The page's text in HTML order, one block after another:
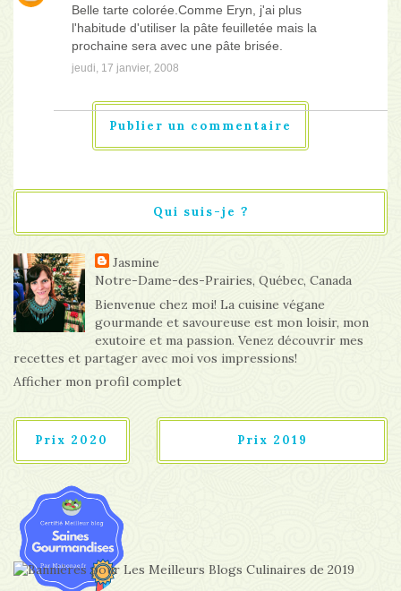
Belle tarte colorée.Comme Eryn, j'ai plus
l'habitude d'utiliser la pâte feuilletée mais la
prochaine sera avec une pâte brisée.
jeudi, 17 janvier, 2008
Publier un commentaire
Qui suis-je ?
Jasmine
Notre-Dame-des-Prairies, Québec, Canada
Bienvenue chez moi! La cuisine végane
gourmande et savoureuse est mon loisir, mon
exutoire et ma passion. Venez découvrir mes
recettes et partager avec moi vos impressions!
Afficher mon profil complet
Prix 2020 Prix 2019